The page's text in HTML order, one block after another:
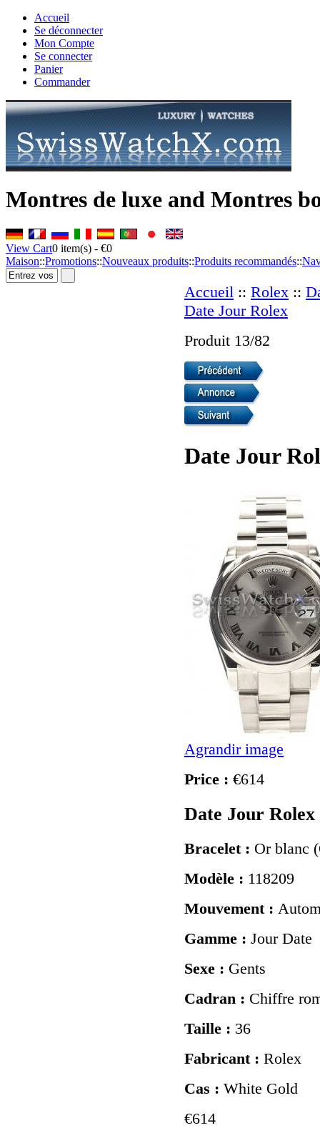
Accueil
Se déconnecter
Mon Compte
Se connecter
Panier
Commander
Montres de luxe and Montres
View Cart0 item(s) - €0
Maison::Promotions::Nouveaux produits::Produits recommandés::
Accueil :: Rolex ::
Date Jour Rolex
Produit 13/82
Date Jour
Agrandir image
Price : €614
Date Jour Rolex
Bracelet : Or blanc
Modèle : 118209
Mouvement :
Gamme : Jour Date
Sexe : Gents
Cadran : Chiffre
Taille : 36
Fabricant : Rolex
Cas : White Gold
€614